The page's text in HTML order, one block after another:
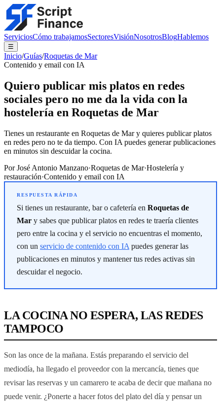
ServiciosCómo trabajamosSectoresVisiónNosotrosBlogHablemos
☰
Inicio/Guías/Roquetas de Mar
Contenido y email con IA
Quiero publicar mis platos en redes
sociales pero no me da la vida con la
hostelería en Roquetas de Mar
Tienes un restaurante en Roquetas de Mar y quieres publicar platos
en redes pero no te da tiempo. Con IA puedes generar publicaciones
en minutos sin descuidar la cocina.
PorJosé Antonio Manzano·Roquetas de Mar·Hostelería y
restauración·Contenido y email con IA
Si tienes un restaurante, bar o cafetería en Roquetas de
Mar y sabes que publicar platos en redes te traería clientes
pero entre la cocina y el servicio no encuentras el momento,
con un servicio de contenido con IA puedes generar las
publicaciones en minutos y mantener tus redes activas sin
descuidar el negocio.
LA COCINA NO ESPERA, LAS REDES
TAMPOCO
Son las once de la mañana. Estás preparando el servicio del
mediodía, ha llegado el proveedor con la mercancía, tienes que
revisar las reservas y un camarero te acaba de decir que mañana no
puede venir. ¿Ponerte a hacer fotos del plato del día y pensar un